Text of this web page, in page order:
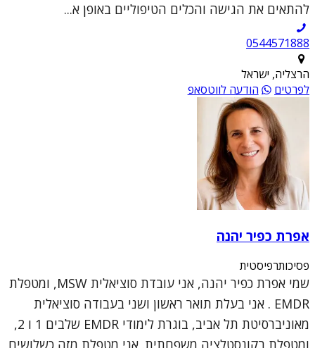
להתאים את הגישה והכלים הטיפוליים באופן א...
0544571888
הרצליה, ישראל
לפרטים
הודעה לווטסאפ
אפרת כפיר יהנה
פסיכותרפיסטית
שמי אפרת כפיר יהנה, אני עובדת סוציאלית MSW, ומטפלת
EMDR . אני בעלת תואר ראשון ושני בעבודה סוציאלית
מאוניברסיטת תל אביב, בוגרת לימודי EMDR שלבים 1 ו 2,
ומטפלת בקונסטלציה משפחתית. אני מטפלת מזה כשלושים